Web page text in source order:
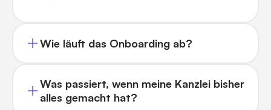
Wie läuft das Onboarding ab?
Was passiert, wenn meine Kanzlei bisher
alles gemacht hat?